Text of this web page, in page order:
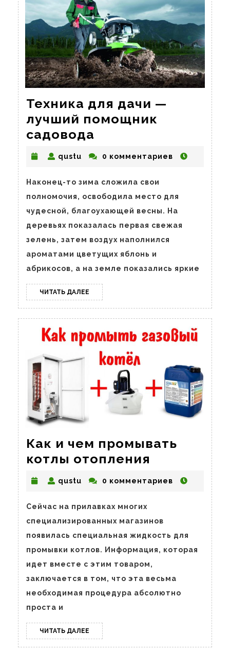
Техника для дачи —
лучший помощник
садовода
дачи
—
лучший
помощник
садовода
qustu qustu0 комментариев
Наконец-то зима сложила свои
полномочия, освободила место для
чудесной, благоухающей весны. На
деревьях показалась первая свежая
зелень, затем воздух наполнился
ароматами цветущих яблонь и
абрикосов, а на земле показались яркие
ЧИТАТЬ ДАЛЕЕ ЧИТАТЬ
ДАЛЕЕ
Как и чем промывать
котлы отопления
чем
промывать
котлы
отопления
qustu qustu0 комментариев
Сейчас на прилавках многих
специализированных магазинов
появилась специальная жидкость для
промывки котлов. Информация, которая
идет вместе с этим товаром,
заключается в том, что эта весьма
необходимая процедура абсолютно
проста и
ЧИТАТЬ ДАЛЕЕ ЧИТАТЬ
ДАЛЕЕ